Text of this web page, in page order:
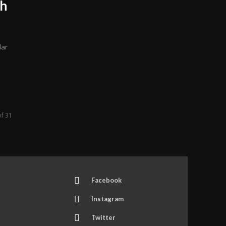
31
Facebook
Instagram
Twitter